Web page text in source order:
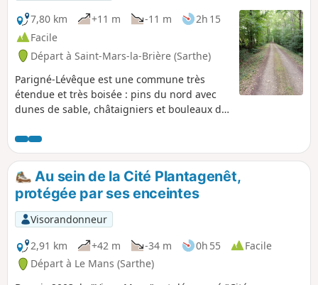
7,80 km
+11 m -11 m
2h 15
Facile
Départ à Saint-Mars-la-Brière (Sarthe)
Parigné-Lévêque est une commune très
étendue et très boisée : pins du nord avec
dunes de sable, châtaigniers et bouleaux du
charme de nombreux sous-bois, de vastes
landes et des étangs. Le Ruisseau du
Loudon est franchi en plusieurs endroits.
Au sein de la Cité Plantagenêt,
protégée par ses enceintes
Visorandonneur
2,91 km
+42 m -34 m 0h 55
Facile
Départ à Le Mans (Sarthe)